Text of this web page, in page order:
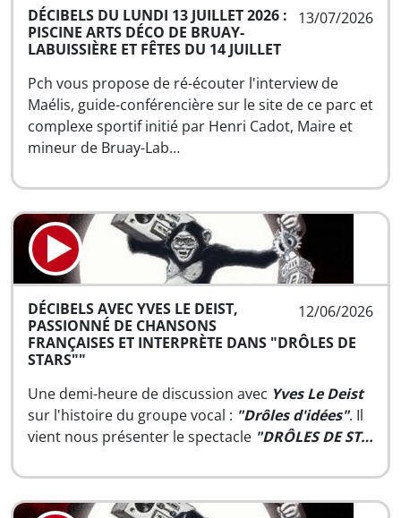
13/07/2026
DÉCIBELS DU LUNDI 13 JUILLET 2026 :
PISCINE ARTS DÉCO DE BRUAY-
LABUISSIÈRE ET FÊTES DU 14 JUILLET
Pch vous propose de ré-écouter l'interview de
Maélis, guide-conférencière sur le site de ce parc et
complexe sportif initié par Henri Cadot, Maire et
mineur de Bruay-Lab…
12/06/2026
DÉCIBELS AVEC YVES LE DEIST,
PASSIONNÉ DE CHANSONS
FRANÇAISES ET INTERPRÈTE DANS "DRÔLES DE
STARS""
Une demi-heure de discussion avec Yves Le Deist
sur l'histoire du groupe vocal : "Drôles d'idées". Il
vient nous présenter le spectacle "DRÔLES DE ST…